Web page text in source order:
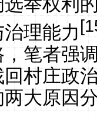
理能力
笔者强
村庄政
大原因